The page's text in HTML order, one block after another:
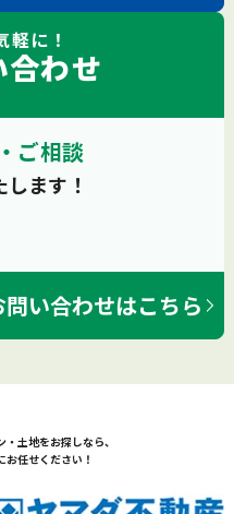
軽に！
合わせ
ご相談
ます！
問い合わせはこちら
土地をお探しなら、
任せください！